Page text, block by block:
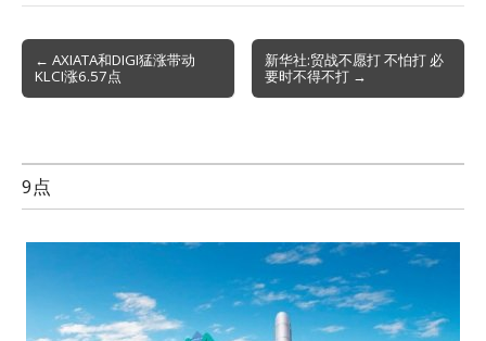
Post
navigation
← AXIATA和DIGI猛涨带动
KLCI涨6.57点
新华社:贸战不愿打 不怕打 必
要时不得不打 →
9点